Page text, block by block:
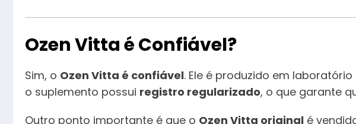
Ozen Vitta é Confiável?
Sim, o Ozen Vitta é confiável. Ele é produzido em
o suplemento possui registro regularizado, o que garante
Outro ponto importante é que o Ozen Vitta original é